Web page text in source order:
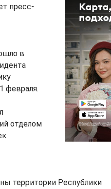
пресс-
в
февраля.
отделом
территории Республики